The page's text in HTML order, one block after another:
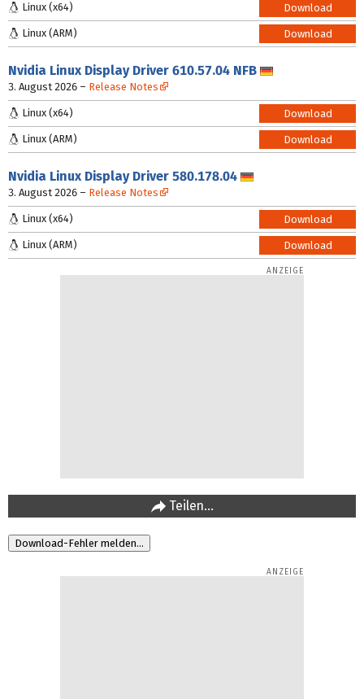
Linux (x64) Download
Linux (ARM) Download
Nvidia Linux Display Driver 610.57.04 NFB
3. August 2026 – Release Notes
Linux (x64) Download
Linux (ARM) Download
Nvidia Linux Display Driver 580.178.04
3. August 2026 – Release Notes
Linux (x64) Download
Linux (ARM) Download
Teilen…